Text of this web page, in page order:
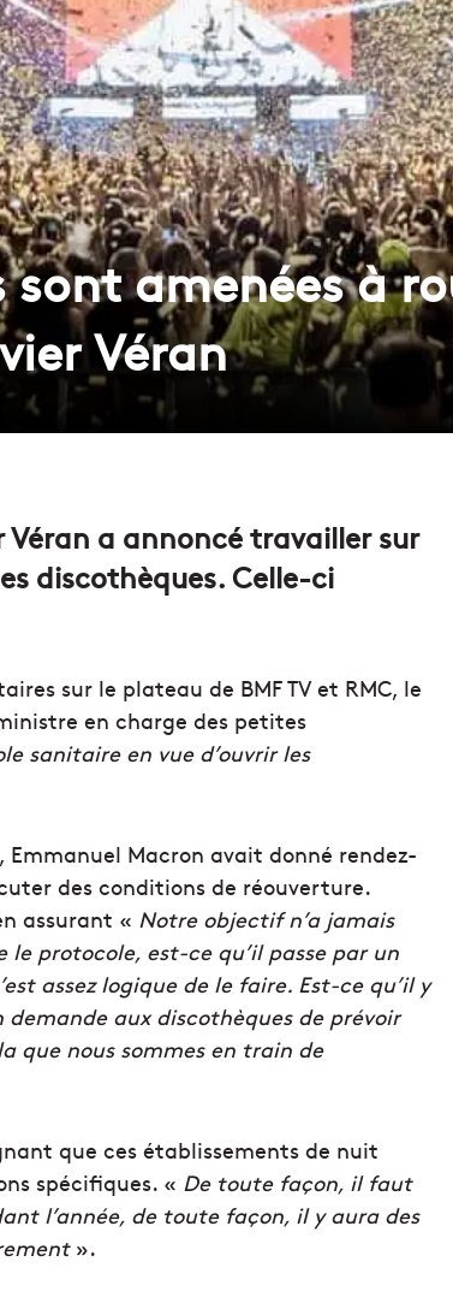
sont amenées à
Véran
a annoncé travailler sur
discothèques. Celle-ci
sur le plateau de BMF TV et RMC, le
en charge des petites
sanitaire en vue d’ouvrir les
Emmanuel Macron avait donné rendez-
des conditions de réouverture.
assurant « Notre objectif n’a jamais
protocole, est-ce qu’il passe par un
assez logique de le faire. Est-ce qu’il y
demande aux discothèques de prévoir
que nous sommes en train de
que ces établissements de nuit
spécifiques. « De toute façon, il faut
l’année, de toute façon, il y aura des
».